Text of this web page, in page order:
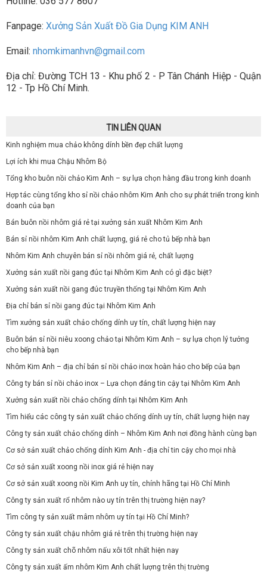
Fanpage: Xưởng Sản Xuất Đồ Gia Dụng KIM ANH
Email: nhomkimanhvn@gmail.com
Địa chỉ: Đường TCH 13 - Khu phố 2 - P Tân Chánh Hiệp - Quận
12 - Tp Hồ Chí Minh.
TIN LIÊN QUAN
Kinh nghiệm mua chảo không dính bền đẹp chất lượng
Lợi ích khi mua Chậu Nhôm Bộ
Tổng kho buôn nồi chảo Kim Anh – sự lựa chọn hàng đầu trong kinh doanh
Hợp tác cùng tổng kho sỉ nồi chảo nhôm Kim Anh cho sự phát triển trong kinh
doanh của bạn
Bán buôn nồi nhôm giá rẻ tại xưởng sản xuất Nhôm Kim Anh
Bán sỉ nồi nhôm Kim Anh chất lượng, giá rẻ cho tủ bếp nhà bạn
Nhôm Kim Anh chuyên bán sỉ nồi nhôm giá rẻ, chất lượng
Xưởng sản xuất nồi gang đúc tại Nhôm Kim Anh có gì đặc biệt?
Xưởng sản xuất nồi gang đúc truyền thống tại Nhôm Kim Anh
Địa chỉ bán sỉ nồi gang đúc tại Nhôm Kim Anh
Tìm xưởng sản xuất chảo chống dính uy tín, chất lượng hiện nay
Buôn bán sỉ nồi niêu xoong chảo tại Nhôm Kim Anh – sự lựa chọn lý tưởng
cho bếp nhà bạn
Nhôm Kim Anh – địa chỉ bán sỉ nồi chảo inox hoàn hảo cho bếp của bạn
Công ty bán sỉ nồi chảo inox – Lựa chọn đáng tin cậy tại Nhôm Kim Anh
Xưởng sản xuất nồi chảo chống dính tại Nhôm Kim Anh
Tìm hiểu các công ty sản xuất chảo chống dính uy tín, chất lượng hiện nay
Công ty sản xuất chảo chống dính – Nhôm Kim Anh nơi đồng hành cùng bạn
Cơ sở sản xuất chảo chống dính Kim Anh - địa chỉ tin cậy cho mọi nhà
Cơ sở sản xuất xoong nồi inox giá rẻ hiện nay
Cơ sở sản xuất xoong nồi Kim Anh uy tín, chính hãng tại Hồ Chí Minh
Công ty sản xuất rổ nhôm nào uy tín trên thị trường hiện nay?
Tìm công ty sản xuất mâm nhôm uy tín tại Hồ Chí Minh?
Công ty sản xuất chậu nhôm giá rẻ trên thị trường hiện nay
Công ty sản xuất chõ nhôm nấu xôi tốt nhất hiện nay
Công ty sản xuất ấm nhôm Kim Anh chất lượng trên thị trường